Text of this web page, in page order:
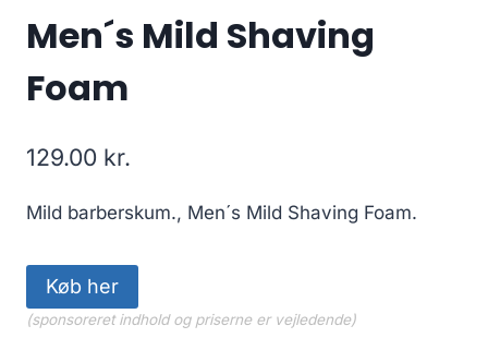
Men´s Mild Shaving
Foam
129.00 kr.
Mild barberskum., Men´s Mild Shaving Foam.
Køb her
(sponsoreret indhold og priserne er vejledende)